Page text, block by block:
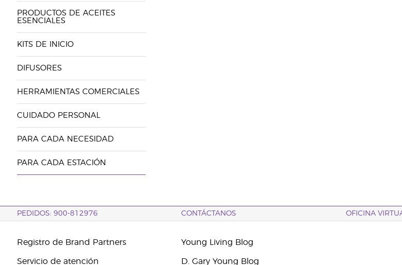
PRODUCTOS DE ACEITES
ESENCIALES
KITS DE INICIO
DIFUSORES
HERRAMIENTAS COMERCIALES
CUIDADO PERSONAL
PARA CADA NECESIDAD
PARA CADA ESTACIÓN
PEDIDOS: 900-812976 CONTÁCTANOS OFICINA
Registro de Brand Partners
Servicio de atención
Young Living Blog
D. Gary Young Blog